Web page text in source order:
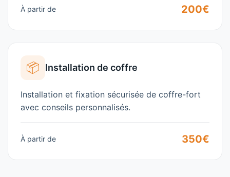
À partir de 200€
📦 Installation de coffre
Installation et fixation sécurisée de coffre-fort
avec conseils personnalisés.
À partir de 350€